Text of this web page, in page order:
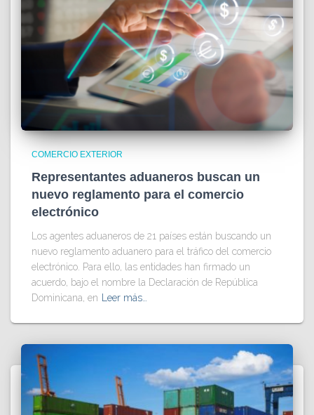
COMERCIO EXTERIOR
Representantes aduaneros buscan un
nuevo reglamento para el comercio
electrónico
Los agentes aduaneros de 21 países están buscando un
nuevo reglamento aduanero para el tráfico del comercio
electrónico. Para ello, las entidades han firmado un
acuerdo, bajo el nombre la Declaración de República
Dominicana, en
Leer más…